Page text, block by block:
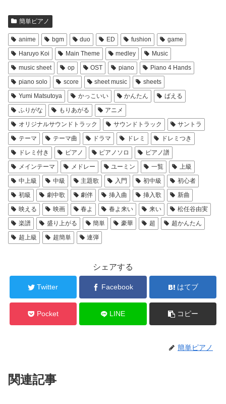
簡単ピアノ
anime bgm duo ED fushion
game
Haruyo Koi
Main Theme medley
Music
music sheet
op OST piano
Piano 4 Hands
piano solo
score sheet music
sheets
Yumi Matsutoya
かっこいい かんたん
ばえる
ふりがな
もりあがる
アニメ
オリジナルサウンドトラック
サウンドトラック
サントラ
テーマ
テーマ曲 ドラマ ドレミ
ドレミつき
ドレミ付き
ピアノ ピアノソロ
ピアノ譜
メインテーマ
メドレー ユーミン 一覧
上級
中上級
中級 主題歌 入門 初中級
初心者
初級
劇中歌 劇伴 挿入曲 挿入歌
新曲
映える
映画 春よ 春よ来い 来い
松任谷由実
楽譜
盛り上がる 簡単 豪華 超
超かんたん
超上級
超簡単 連弾
シェアする
Twitter Facebook はてブ
Pocket LINE コピー
簡単ピアノ
関連記事